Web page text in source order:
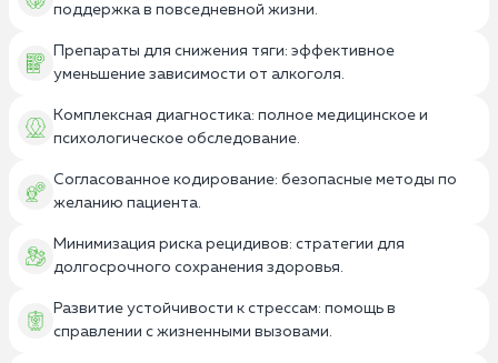
поддержка в повседневной жизни.
Препараты для снижения тяги: эффективное
уменьшение зависимости от алкоголя.
Комплексная диагностика: полное медицинское и
психологическое обследование.
Согласованное кодирование: безопасные методы по
желанию пациента.
Минимизация риска рецидивов: стратегии для
долгосрочного сохранения здоровья.
Развитие устойчивости к стрессам: помощь в
справлении с жизненными вызовами.